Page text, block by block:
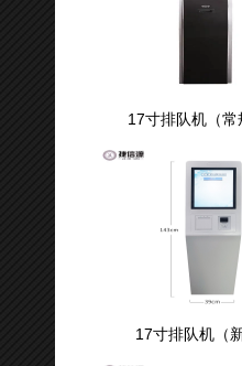
17寸排队机（常
17寸排队机（新